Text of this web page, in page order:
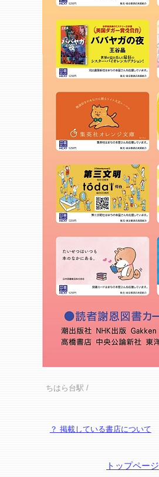
ちはら台駅 /
？ 掲載している書店について
トップページ